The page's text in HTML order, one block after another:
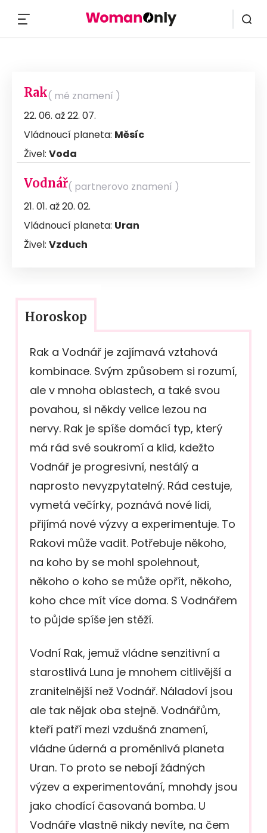
Rak( mé znamení )
22. 06. až 22. 07.
Vládnoucí planeta: Měsíc
Živel: Voda
Vodnář( partnerovo znamení )
21. 01. až 20. 02.
Vládnoucí planeta: Uran
Živel: Vzduch
Horoskop
Rak a Vodnář je zajímavá vztahová
kombinace. Svým způsobem si rozumí,
ale v mnoha oblastech, a také svou
povahou, si někdy velice lezou na
nervy. Rak je spíše domácí typ, který
má rád své soukromí a klid, kdežto
Vodnář je progresivní, nestálý a
naprosto nevyzpytatelný. Rád cestuje,
vymetá večírky, poznává nové lidi,
přijímá nové výzvy a experimentuje. To
Rakovi může vadit. Potřebuje někoho,
na koho by se mohl spolehnout,
někoho o koho se může opřít, někoho,
koho chce mít více doma. S Vodnářem
to půjde spíše jen stěží.
Vodní Rak, jemuž vládne senzitivní a
starostlivá Luna je mnohem citlivější a
zranitelnější než Vodnář. Náladoví jsou
ale tak nějak oba stejně. Vodnářům,
kteří patří mezi vzdušná znamení,
vládne úderná a proměnlivá planeta
Uran. To proto se nebojí žádných
výzev a experimentování, mnohdy jsou
jako chodící časovaná bomba. U
Vodnáře vlastně nikdy nevíte, na čem